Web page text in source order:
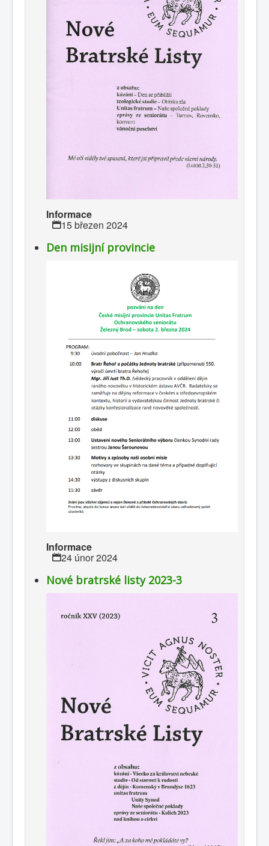
Informace
15 březen 2024
Den misijní provincie
Informace
24 únor 2024
Nové bratrské listy 2023-3